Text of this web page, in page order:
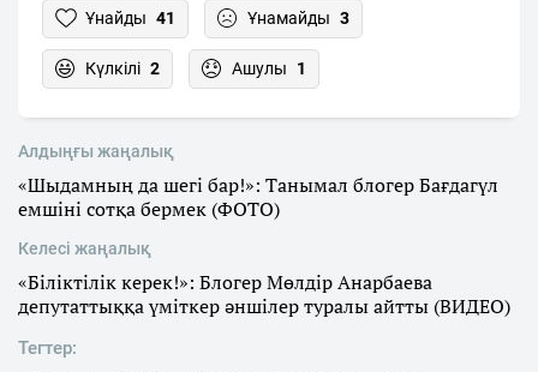
Ұнайды 41 Ұнамайды 3
Күлкілі 2 Ашулы 1
Алдыңғы жаңалық
«Шыдамның да шегі бар!»: Танымал блогер Бағдагүл
емшіні сотқа бермек (ФОТО)
Келесі жаңалық
«Біліктілік керек!»: Блогер Мөлдір Анарбаева
депутаттыққа үміткер әншілер туралы айтты (ВИДЕО)
Тегтер: